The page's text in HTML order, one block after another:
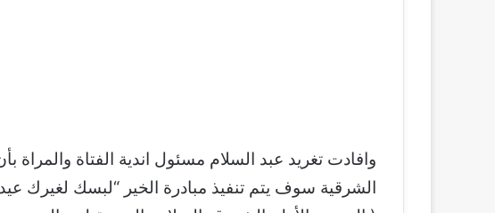
وافادت تغريد عبد السلام مسئول اندية الفتاة والمراة
الشرقية سوف يتم تنفيذ مبادرة الخير “لبسك لغيرك عيد” بعدد ٣١ مركز